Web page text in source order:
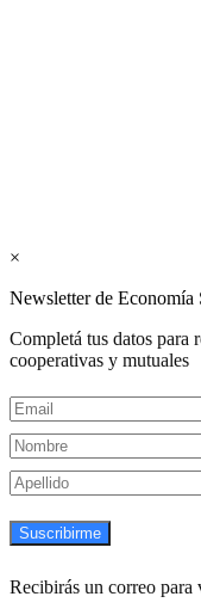
×
Newsletter de Economía
Completá tus datos para
cooperativas y mutuales
Suscribirme
Recibirás un correo